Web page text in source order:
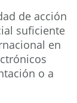
de acción
suficiente
en
o a